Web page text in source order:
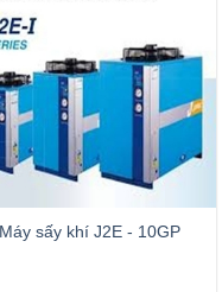
Máy sấy khí J2E - 10GP